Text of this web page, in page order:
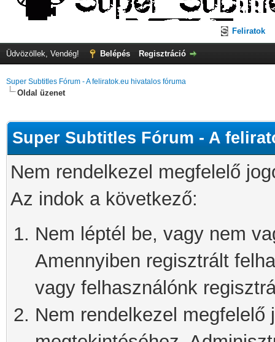
Feliratok
Üdvözöllek, Vendég! Belépés Regisztráció
Super Subtitles Fórum - A feliratok.eu hivatalos fóruma
Oldal üzenet
Super Subtitles Fórum - A
Nem rendelkezel megfelelő
Az indok a következő:
Nem léptél be, vagy nem
Amennyiben regisztrált
vagy felhasználónk
Nem rendelkezel megfelelő